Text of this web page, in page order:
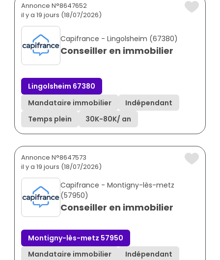
Annonce N°8647652
il y a 19 jours (18/07/2026)
Capifrance - Lingolsheim (67380)
Conseiller en immobilier
Lingolsheim 67380
Mandataire immobilier
Indépendant
Temps plein
30K-80K/ an
Annonce N°8647573
il y a 19 jours (18/07/2026)
Capifrance - Montigny-lès-metz
(57950)
Conseiller en immobilier
Montigny-lès-metz 57950
Mandataire immobilier
Indépendant